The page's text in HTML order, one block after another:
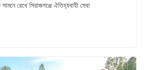
রেখে সিরাজগঞ্জে ঐতিহ্যবাহী সেবা